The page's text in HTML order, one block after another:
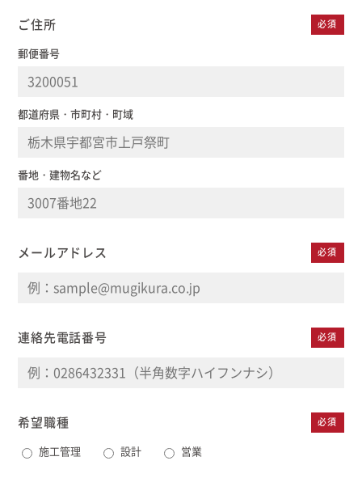
お電話での
お問い合わ
ご住所 必須
郵便番号
都道府県・市町村・町域
番地・建物名など
メールアドレス 必須
連絡先電話番号 必須
希望職種 必須
施工管理 設計 営業